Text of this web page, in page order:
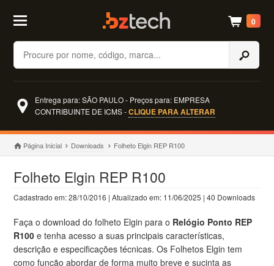
Buscar
0
Entrega para: SÃO PAULO - Preços para: EMPRESA
CONTRIBUINTE DE ICMS -CLIQUE PARA ALTERAR
Página Inicial Downloads Folheto Elgin REP R100
Folheto Elgin REP R100
Cadastrado em: 28/10/2016 | Atualizado em: 11/06/2025 | 40 Downloads
Faça o download do folheto Elgin para o Relógio Ponto REP
R100 e tenha acesso a suas principais características,
descrição e especificações técnicas. Os Folhetos Elgin tem
como função abordar de forma muito breve e sucinta as